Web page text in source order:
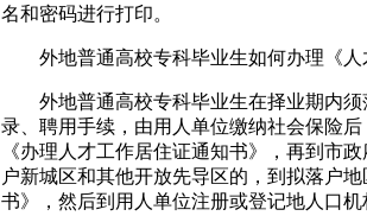
名和密码进行打印。
外地普通高校专科毕业生如何办理《人
外地普通高校专科毕业生在择业期内须
录、聘用手续，由用人单位缴纳社会保险
《办理人才工作居住证通知书》，再到市
户新城区和其他开放先导区的，到拟落户
书》，然后到用人单位注册或登记地人口机